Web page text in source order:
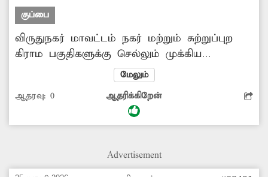
குப்பை
விருதுநகர் மாவட்டம் நகர் மற்றும் சுற்றுப்புற
கிராம பகுதிகளுக்கு செல்லும் முக்கிய
சாலைகளின் ஓரங்களில் குப்பைகள்
அள்ளப்படாமல் ஆங்காங்கே தேங்கி
கிடக்கின்றது. இதனால் அந்த வழியாக
பயணிக்கும் பாதசாரிகள், வாகன ஓட்டிகள்
வருகின்றனர். மேலும் தொற்றுநோய் ஏற்படும்
மேலும்
ஆதரவு: 0 ஆதரிக்கிறேன்
Advertisement